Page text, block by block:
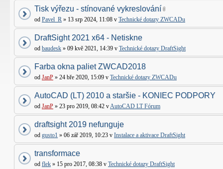
Tisk výřezu - stínované vykreslování
od Pavel_R » 13 srp 2024, 11:08 v Technické dotazy ZWCADu
DraftSight 2021 x64 - Netiskne
od baudesk » 09 kvě 2021, 14:39 v Technické dotazy DraftSight
Farba okna paliet ZWCAD2018
od JanP » 24 bře 2020, 15:09 v Technické dotazy ZWCADu
AutoCAD (LT) 2010 a staršie - KONIEC PODPORY
od JanP » 23 pro 2019, 08:42 vAutoCAD LT Fórum
draftsight 2019 nefunguje
od gusto1 » 06 zář 2019, 10:23 v Instalace a aktivace DraftSight
transformace
od flek » 15 pro 2017, 08:38 v Technické dotazy DraftSight